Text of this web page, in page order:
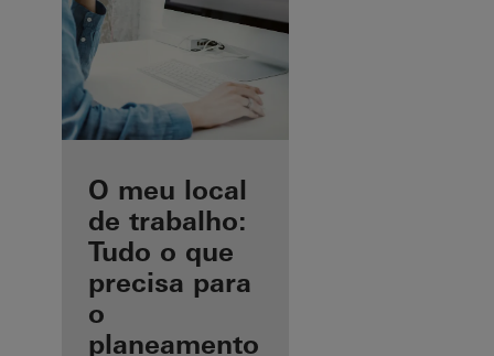
As suas
vantagens
como arquiteto
registado
o meu
O meu local
de trabalho:
Tudo o que
precisa para
o
planeamento